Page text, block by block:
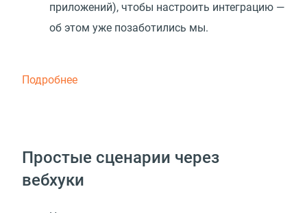
приложений), чтобы настроить интеграцию —
об этом уже позаботились мы.
Подробнее
Простые сценарии через
вебхуки